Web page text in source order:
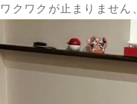
クワクが止まりません